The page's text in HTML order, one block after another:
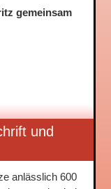
gemeinsam
und
anlässlich 600